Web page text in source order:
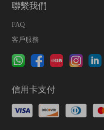
聯繫我們
FAQ
客戶服務
信用卡支付